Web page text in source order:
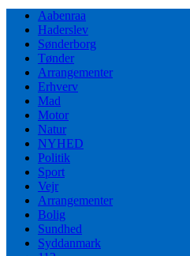
Aabenraa
Haderslev
Sønderborg
Tønder
Arrangementer
Erhverv
Mad
Motor
Natur
NYHED
Politik
Sport
Vejr
Arrangementer
Bolig
Sundhed
Syddanmark